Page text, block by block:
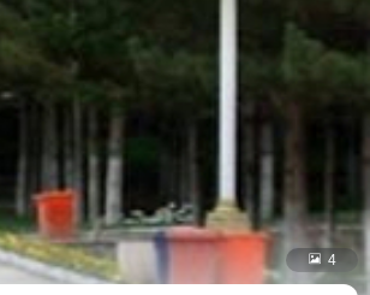
 4